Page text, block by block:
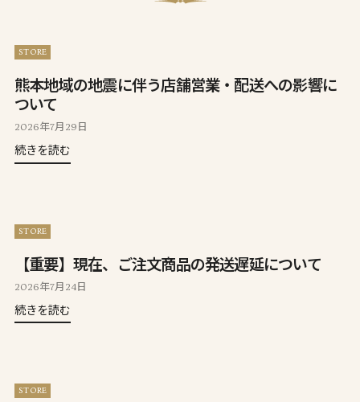
STORE
熊本地域の地震に伴う店舗営業・配送への影響に
ついて
2026年7月29日
続きを読む
STORE
【重要】現在、ご注文商品の発送遅延について
2026年7月24日
続きを読む
STORE